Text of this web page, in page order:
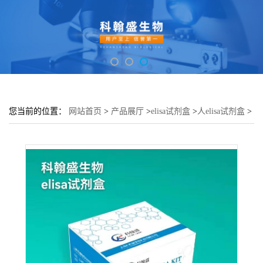
您当前的位置： 网站首页 > 产品展厅 >elisa试剂盒 >人elisa试剂盒 >